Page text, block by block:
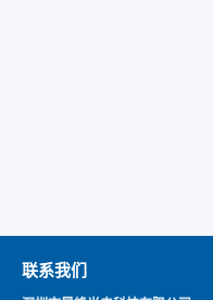
联系我们